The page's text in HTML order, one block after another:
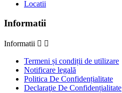
Locatii
Informatii
Informatii  
Termeni și condiții de utilizare
Notificare legală
Politica De Confidențialitate
Declaraţie De Confidențialitate